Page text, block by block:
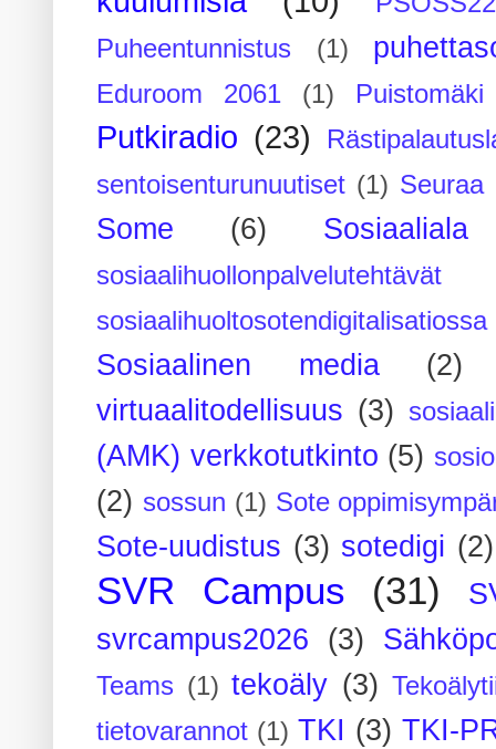
Puheentunnistus
(1)
Eduroom 2061 (1)
Putkiradio (23)
sentoisenturunuutiset (1) Seuraa
Some (6) Sosiaaliala
sosiaalihuollonpalvelutehtävät
sosiaalihuoltosotendigitalisatiossa
Sosiaalinen media
(2)
virtuaalitodellisuus (3)
(AMK) verkkotutkinto (5)
(2) sossun (1) Sote
Sote-uudistus (3) sotedigi (2)
SVR Campus (31)
svrcampus2026
(3)
Teams (1) tekoäly (3)
tietovarannot (1) TKI (3) TKI-